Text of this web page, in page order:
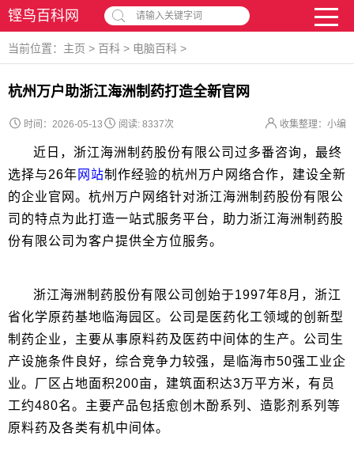
铿鸟百科网 请输入关键字词
当前位置： 主页 > 百科 > 电脑百科 >
杭州万户助浙江海洲制药打造全新官网
时间：2026-05-13 收集整理：小编
阅读: 8337次
近日，浙江海洲制药股份有限公司过多番咨询，最终
选择与26年 网站制作经验的杭州万户网络合作，建设全新
的企业官网。杭州万户网络针对浙江海洲制药股份有限公
司的特点为此打造一站式服务平台，助力浙江海洲制药股
份有限公司为客户提供全方位服务。
浙江海洲制药股份有限公司创始于1997年8月，浙江
省化学原药基地临海园区。公司是医药化工领域的创新型
制药企业，主要从事原料药及医药中间体的生产。公司生
产设施条件良好，综合竞争力较强，是临海市50强工业企
业。厂区占地面积200亩，建筑面积达3万平方米，有员
工约480名。主要产品包括愈创木酚系列、造影剂系列等
原料药及各类有机中间体。